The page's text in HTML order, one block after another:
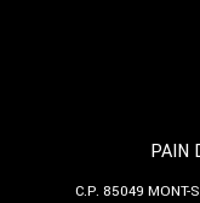
PAIN
C.P. 85049 MONT-